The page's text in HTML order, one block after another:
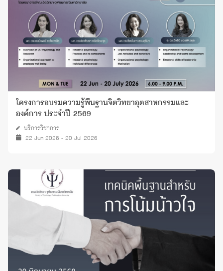
โครงการอบรมความรู้พื้นฐานจิตวิทยาอุตสาหกรรมและ
องค์การ ประจำปี 2569
บริการวิชาการ
22 Jun 2026 - 20 Jul 2026